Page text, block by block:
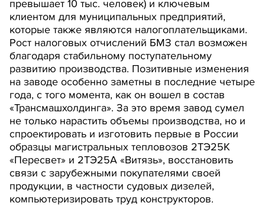
превышает 10 тыс. человек) и ключевым
клиентом для муниципальных предприятий,
которые также являются налогоплательщиками.
Рост налоговых отчислений БМЗ стал возможен
благодаря стабильному поступательному
развитию производства. Позитивные изменения
на заводе особенно заметны в последние четыре
года, с того момента, как он вошел в состав
«Трансмашхолдинга». За это время завод сумел
не только нарастить объемы производства, но и
спроектировать и изготовить первые в России
образцы магистральных тепловозов 2ТЭ25К
«Пересвет» и 2ТЭ25А «Витязь», восстановить
связи с зарубежными покупателями своей
продукции, в частности судовых дизелей,
компьютеризировать труд конструкторов.